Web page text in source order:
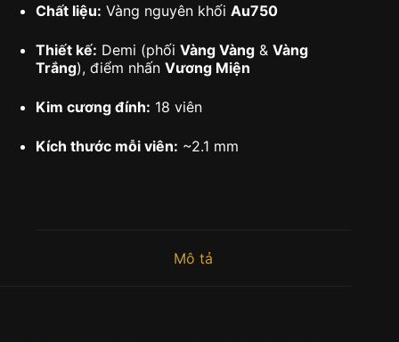
Chất liệu: Vàng nguyên khối Au750
Thiết kế: Demi (phối Vàng Vàng & Vàng
Trắng), điểm nhấn Vương Miện
Kim cương đính: 18 viên
Kích thước mỗi viên: ~2.1 mm
Mô tả